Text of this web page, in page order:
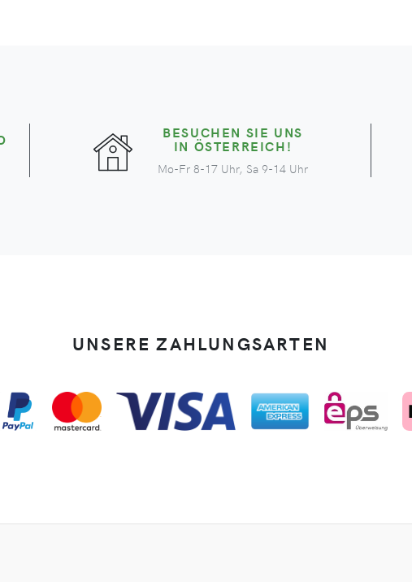
BESUCHEN SIE UNS
IN ÖSTERREICH!
Mo-Fr 8-17 Uhr, Sa 9-14 Uhr
UNSERE ZAHLUNGSARTEN